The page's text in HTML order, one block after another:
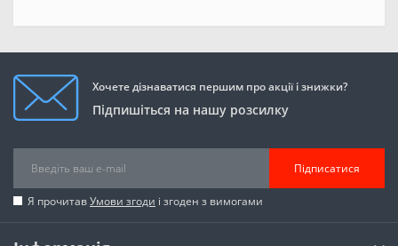
Хочете дізнаватися першим про акції і знижки?
Підпишіться на нашу розсилку
Підписатися
Я прочитавУмови згоди і згоден з вимогами